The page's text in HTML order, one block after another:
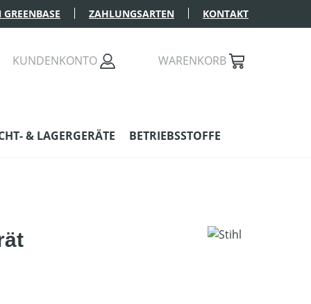
ZAHLUNGSARTEN KONTAKT
KUNDENKONTO WARENKORB
& LAGERGERÄTE BETRIEBSSTOFFE